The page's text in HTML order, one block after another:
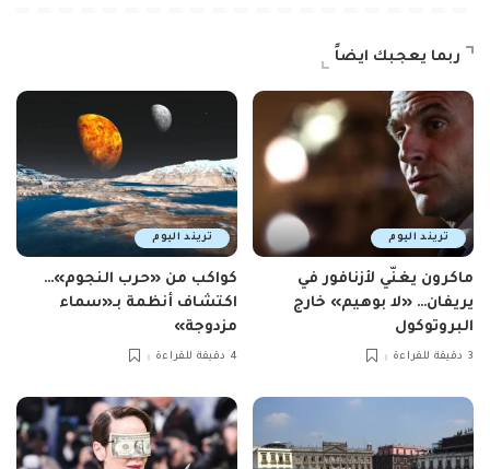
ربما يعجبك ايضاً
تريند اليوم
ماكرون يغنّي لأزنافور في
يريفان… «لا بوهيم» خارج
البروتوكول
3 دقيقة للقراءة
تريند اليوم
كواكب من «حرب النجوم»…
اكتشاف أنظمة بـ«سماء
مزدوجة»
4 دقيقة للقراءة